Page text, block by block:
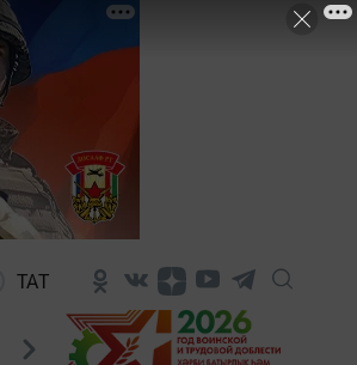
ТАТ
Новости Госавтоинспекции